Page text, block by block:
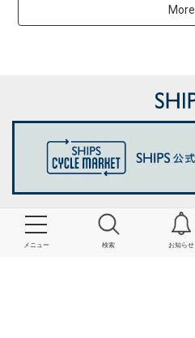
メニュー 検索 お知らせ
More